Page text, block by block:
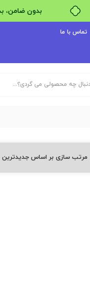
بدون ضامن،
تماس با ما
مرتب سازی بر اساس جدیدترین